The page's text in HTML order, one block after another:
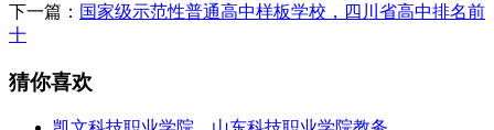
下一篇： 国家级示范性普通高中样板学校，四川省高中排名前
十
猜你喜欢